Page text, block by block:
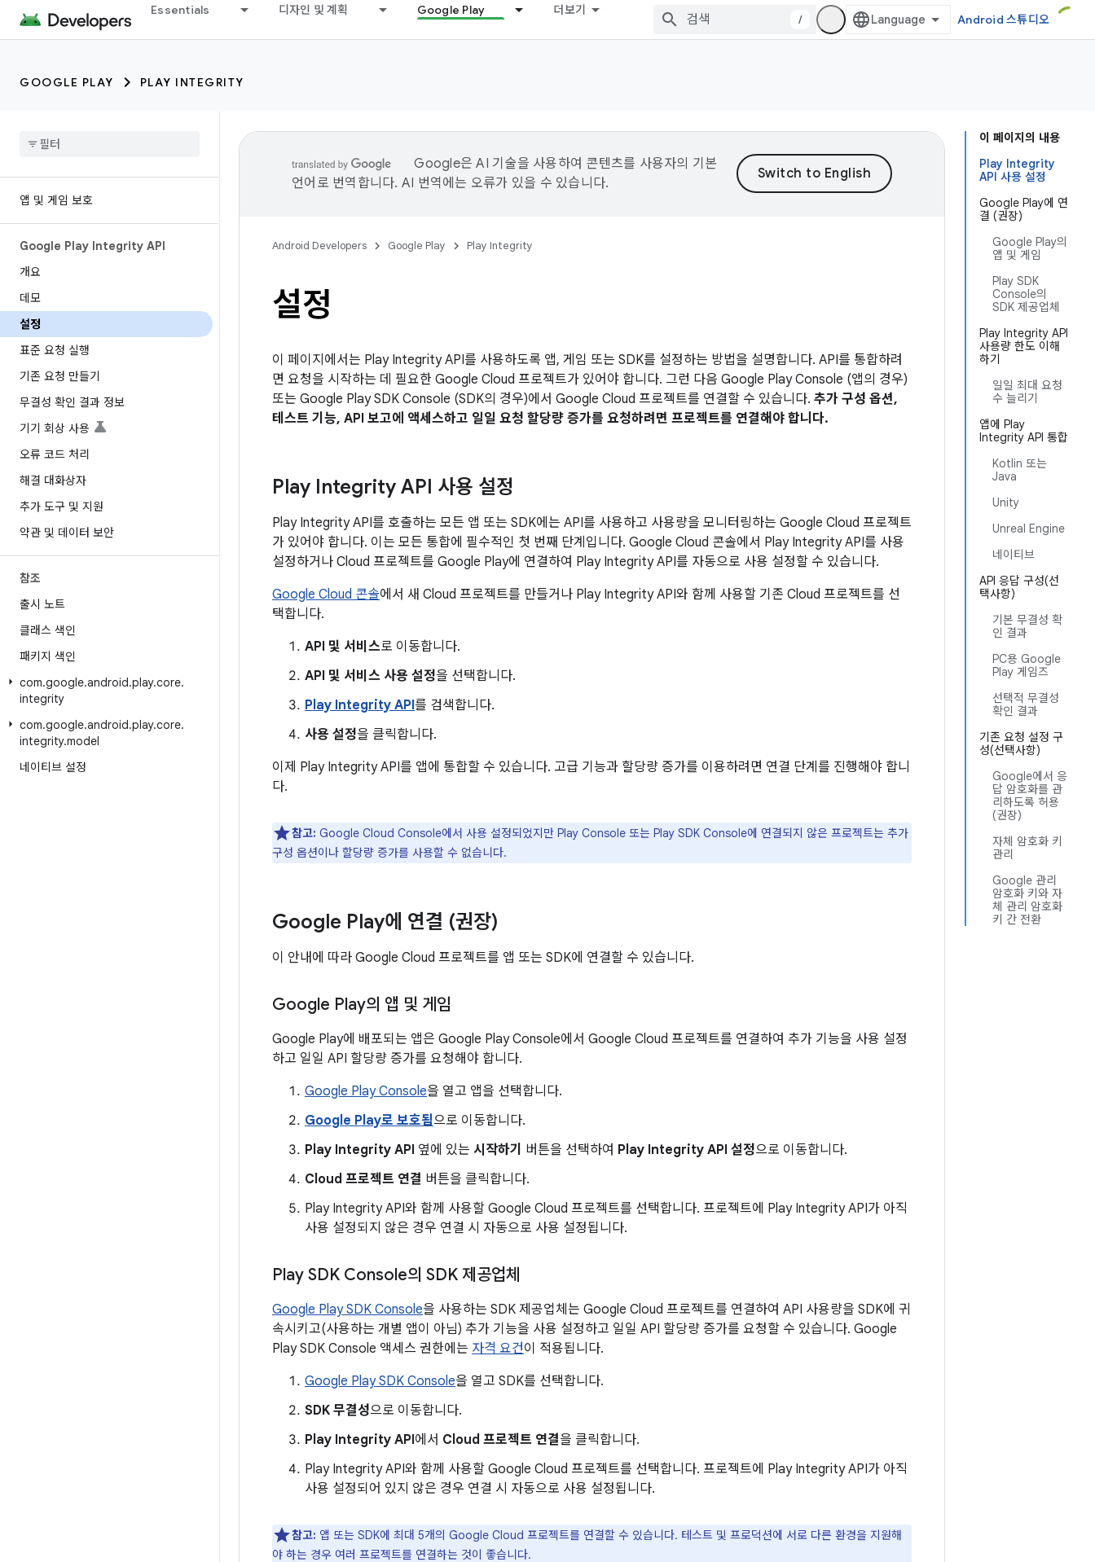
Essentials 디자인 및 계획 Google Play 더보기
/ Android 스튜디오
GOOGLE PLAY PLAY INTEGRITY
앱 및 게임 보호
Google Play Integrity API
개요
데모
설정
표준 요청 실행
기존 요청 만들기
무결성 확인 결과 정보
기기 회상 사용
오류 코드 처리
해결 대화상자
추가 도구 및 지원
약관 및 데이터 보안
참조
출시 노트
클래스 색인
패키지 색인
com.google.android.play.core.
integrity
com.google.android.play.core.
integrity.model
네이티브 설정
이 페이지의 내용
Play Integrity
API 사용 설정
Google Play에 연
결 (권장)
Google Play의
앱 및 게임
Play SDK
Console의
SDK 제공업체
Play Integrity API
사용량 한도 이해
하기
일일 최대 요청
수 늘리기
앱에 Play
Integrity API 통합
Kotlin 또는
Java
Unity
Unreal Engine
네이티브
API 응답 구성(선
택사항)
기본 무결성 확
인 결과
PC용 Google
Play 게임즈
선택적 무결성
확인 결과
기존 요청 설정 구
성(선택사항)
Google에서 응
답 암호화를 관
리하도록 허용
(권장)
자체 암호화 키
관리
Google 관리
암호화 키와 자
체 관리 암호화
키 간 전환
Google은 AI 기술을 사용하여 콘텐츠를 사용자의 기본
언어로 번역합니다. AI 번역에는 오류가 있을 수 있습니다.
Android Developers Google Play Play Integrity
설정
이 페이지에서는 Play Integrity API를 사용하도록 앱, 게임 또는 SDK를 설정하는 방법을 설명합니다. API를 통합하려
면 요청을 시작하는 데 필요한 Google Cloud 프로젝트가 있어야 합니다. 그런 다음 Google Play Console (앱의 경우)
또는 Google Play SDK Console (SDK의 경우)에서 Google Cloud 프로젝트를 연결할 수 있습니다. 추가 구성 옵션,
테스트 기능, API 보고에 액세스하고 일일 요청 할당량 증가를 요청하려면 프로젝트를 연결해야 합니다.
Play Integrity API 사용 설정
Play Integrity API를 호출하는 모든 앱 또는 SDK에는 API를 사용하고 사용량을 모니터링하는 Google Cloud 프로젝트
가 있어야 합니다. 이는 모든 통합에 필수적인 첫 번째 단계입니다. Google Cloud 콘솔에서 Play Integrity API를 사용
설정하거나 Cloud 프로젝트를 Google Play에 연결하여 Play Integrity API를 자동으로 사용 설정할 수 있습니다.
Google Cloud 콘솔에서 새 Cloud 프로젝트를 만들거나 Play Integrity API와 함께 사용할 기존 Cloud 프로젝트를 선
택합니다.
API 및 서비스로 이동합니다.
API 및 서비스 사용 설정을 선택합니다.
Play Integrity API를 검색합니다.
사용 설정을 클릭합니다.
이제 Play Integrity API를 앱에 통합할 수 있습니다. 고급 기능과 할당량 증가를 이용하려면 연결 단계를 진행해야 합니
다.
참고: Google Cloud Console에서 사용 설정되었지만 Play Console 또는 Play SDK Console에 연결되지 않은 프로젝트는 추가
구성 옵션이나 할당량 증가를 사용할 수 없습니다.
Google Play에 연결 (권장)
이 안내에 따라 Google Cloud 프로젝트를 앱 또는 SDK에 연결할 수 있습니다.
Google Play의 앱 및 게임
Google Play에 배포되는 앱은 Google Play Console에서 Google Cloud 프로젝트를 연결하여 추가 기능을 사용 설정
하고 일일 API 할당량 증가를 요청해야 합니다.
Google Play Console을 열고 앱을 선택합니다.
Google Play로 보호됨으로 이동합니다.
Play Integrity API 옆에 있는 시작하기 버튼을 선택하여 Play Integrity API 설정으로 이동합니다.
Cloud 프로젝트 연결 버튼을 클릭합니다.
Play Integrity API와 함께 사용할 Google Cloud 프로젝트를 선택합니다. 프로젝트에 Play Integrity API가 아직
사용 설정되지 않은 경우 연결 시 자동으로 사용 설정됩니다.
Play SDK Console의 SDK 제공업체
Google Play SDK Console을 사용하는 SDK 제공업체는 Google Cloud 프로젝트를 연결하여 API 사용량을 SDK에 귀
속시키고(사용하는 개별 앱이 아님) 추가 기능을 사용 설정하고 일일 API 할당량 증가를 요청할 수 있습니다. Google
Play SDK Console 액세스 권한에는 자격 요건이 적용됩니다.
Google Play SDK Console을 열고 SDK를 선택합니다.
SDK 무결성으로 이동합니다.
Play Integrity API에서 Cloud 프로젝트 연결을 클릭합니다.
Play Integrity API와 함께 사용할 Google Cloud 프로젝트를 선택합니다. 프로젝트에 Play Integrity API가 아직
사용 설정되어 있지 않은 경우 연결 시 자동으로 사용 설정됩니다.
참고: 앱 또는 SDK에 최대 5개의 Google Cloud 프로젝트를 연결할 수 있습니다. 테스트 및 프로덕션에 서로 다른 환경을 지원해
야 하는 경우 여러 프로젝트를 연결하는 것이 좋습니다.